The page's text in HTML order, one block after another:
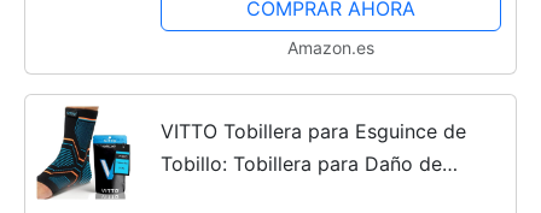
Talla M (40-42,5)
COMPRAR AHORA
Amazon.es
VITTO Tobillera para Esguince de
Tobillo: Tobillera para Daño de